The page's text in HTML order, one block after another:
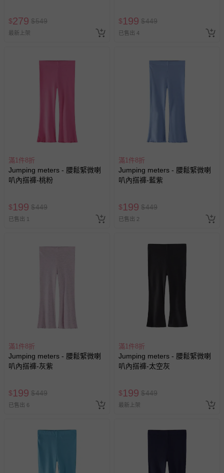
$279 $549
最新上架
$199 $449
已售出 4
滿1件8折
Jumping meters - 腰鬆緊微喇
叭內搭褲-桃粉
$199 $449
已售出 1
滿1件8折
Jumping meters - 腰鬆緊微喇
叭內搭褲-藍紫
$199 $449
已售出 2
滿1件8折
Jumping meters - 腰鬆緊微喇
叭內搭褲-灰紫
$199 $449
已售出 6
滿1件8折
Jumping meters - 腰鬆緊微喇
叭內搭褲-太空灰
$199 $449
最新上架